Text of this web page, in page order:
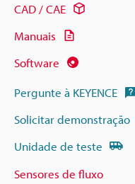
CAD / CAE
Manuais
Software
Pergunte à KEYENCE
Solicitar demonstração
Unidade de teste
Sensores de fluxo